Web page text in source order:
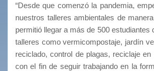
“Desde que comenzó la pandemia,
nuestros talleres ambientales de
permitió llegar a más de 500 estudiantes
talleres como vermicompostaje, jardín
reciclado, control de plagas, reciclaje
con el fin de seguir trabajando en la